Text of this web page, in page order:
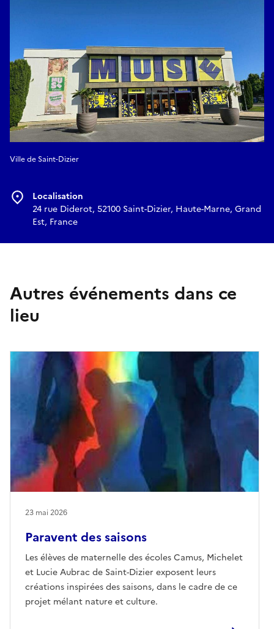
Ville de Saint-Dizier
Localisation
24 rue Diderot, 52100 Saint-Dizier, Haute-Marne, Grand
Est, France
Autres événements dans ce
lieu
Paravent des saisons
Les élèves de maternelle des écoles Camus, Michelet
et Lucie Aubrac de Saint-Dizier exposent leurs
créations inspirées des saisons, dans le cadre de ce
projet mélant nature et culture.
23 mai 2026